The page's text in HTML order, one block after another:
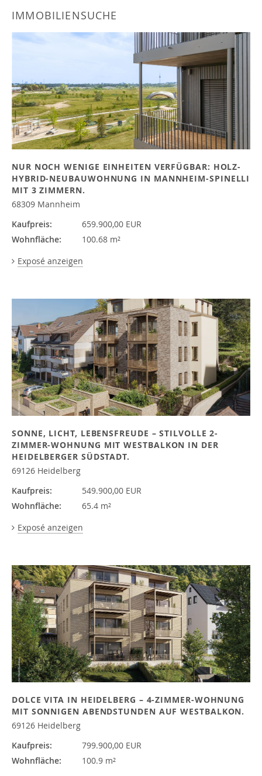
IMMOBILIENSUCHE
NUR NOCH WENIGE EINHEITEN VERFÜGBAR: HOLZ-
HYBRID-NEUBAUWOHNUNG IN MANNHEIM-SPINELLI
MIT 3 ZIMMERN.
68309 Mannheim
Kaufpreis:
659.900,00 EUR
Wohnfläche:
100.68 m²
Exposé anzeigen
SONNE, LICHT, LEBENSFREUDE – STILVOLLE 2-
ZIMMER-WOHNUNG MIT WESTBALKON IN DER
HEIDELBERGER SÜDSTADT.
69126 Heidelberg
Kaufpreis:
549.900,00 EUR
Wohnfläche:
65.4 m²
Exposé anzeigen
DOLCE VITA IN HEIDELBERG – 4-ZIMMER-WOHNUNG
MIT SONNIGEN ABENDSTUNDEN AUF WESTBALKON.
69126 Heidelberg
Kaufpreis:
799.900,00 EUR
Wohnfläche:
100.9 m²